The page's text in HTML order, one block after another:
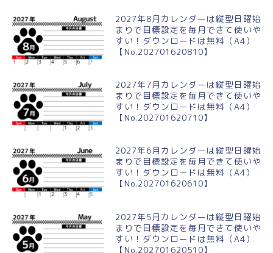
2027年8月カレンダーは縦型日曜始
まりで目標設定を毎月できて使いや
すい！ダウンロードは無料（A4）
【No.202701620810】
2027年7月カレンダーは縦型日曜始
まりで目標設定を毎月できて使いや
すい！ダウンロードは無料（A4）
【No.202701620710】
2027年6月カレンダーは縦型日曜始
まりで目標設定を毎月できて使いや
すい！ダウンロードは無料（A4）
【No.202701620610】
2027年5月カレンダーは縦型日曜始
まりで目標設定を毎月できて使いや
すい！ダウンロードは無料（A4）
【No.202701620510】